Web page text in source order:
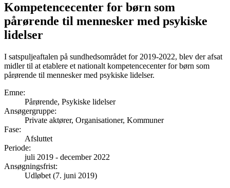
Kompetence­center for børn som
pårørende til mennesker med psykiske
lidelser
I satspuljeaftalen på sundhedsområdet for 2019-2022, blev der afsat
midler til at etablere et nationalt kompetencecenter for børn som
pårørende til mennesker med psykiske lidelser.
Emne:
Pårørende, Psykiske lidelser
Ansøgergruppe:
Private aktører, Organisationer, Kommuner
Fase:
Afsluttet
Periode:
juli 2019 - december 2022
Ansøgningsfrist:
Udløbet (7. juni 2019)